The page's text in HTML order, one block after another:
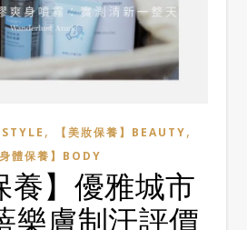
, 【美妝保養】BEAUTY,
身體保養】BODY
養】優雅城市
樂膚制汗評價